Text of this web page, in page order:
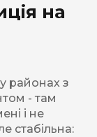
на
у районах з
- там
і не
стабільна: